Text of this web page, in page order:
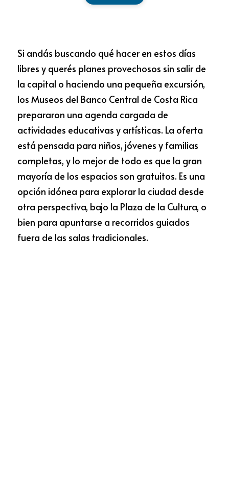
Si andás buscando qué hacer en estos días
libres y querés planes provechosos sin salir de
la capital o haciendo una pequeña excursión,
los Museos del Banco Central de Costa Rica
prepararon una agenda cargada de
actividades educativas y artísticas. La oferta
está pensada para niños, jóvenes y familias
completas, y lo mejor de todo es que la gran
mayoría de los espacios son gratuitos. Es una
opción idónea para explorar la ciudad desde
otra perspectiva, bajo la Plaza de la Cultura, o
bien para apuntarse a recorridos guiados
fuera de las salas tradicionales.